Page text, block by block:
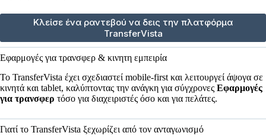
Κλείσε ένα ραντεβού να δεις την πλατφόρμα
TransferVista
Εφαρμογές για τρανσφερ & κινητη εμπειρία
Το TransferVista έχει σχεδιαστεί mobile-first και λειτουργεί άψογα σε
κινητά και tablet, καλύπτοντας την ανάγκη για σύγχρονες Εφαρμογές
για τρανσφερ τόσο για διαχειριστές όσο και για πελάτες.
Γιατί το TransferVista ξεχωρίζει από τον ανταγωνισμό